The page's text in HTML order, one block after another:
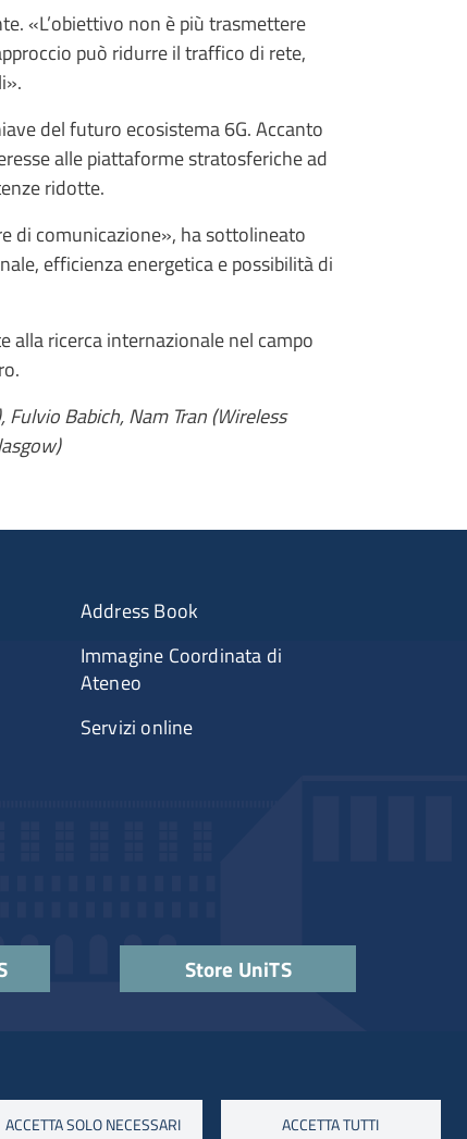
«L’obiettivo non è più trasmettere
può ridurre il traffico di rete,
del futuro ecosistema 6G. Accanto
alle piattaforme stratosferiche ad
ridotte.
di comunicazione», ha sottolineato
efficienza energetica e possibilità di
alla ricerca internazionale nel campo
Babich, Nam Tran (Wireless
ACCETTA SOLO NECESSARI ACCETTA TUTTI
Address Book
Immagine Coordinata di
Ateneo
Servizi online
Store UniTS